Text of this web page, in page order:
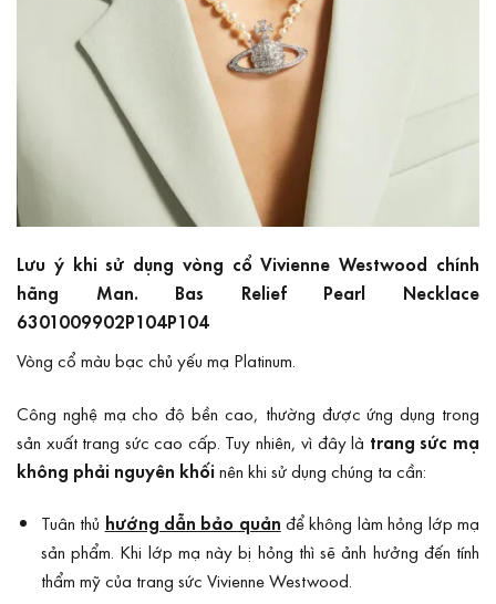
Lưu ý khi sử dụng vòng cổ Vivienne Westwood chính
hãng Man. Bas Relief Pearl Necklace
6301009902P104P104
Vòng cổ màu bạc chủ yếu mạ Platinum.
Công nghệ mạ cho độ bền cao, thường được ứng dụng trong
sản xuất trang sức cao cấp. Tuy nhiên, vì đây là trang sức mạ
không phải nguyên khốinên khi sử dụng chúng ta cần:
Tuân thủ hướng dẫn bảo quản để không làm hỏng lớp mạ
sản phẩm. Khi lớp mạ này bị hỏng thì sẽ ảnh hưởng đến tính
thẩm mỹ của trang sức Vivienne Westwood.